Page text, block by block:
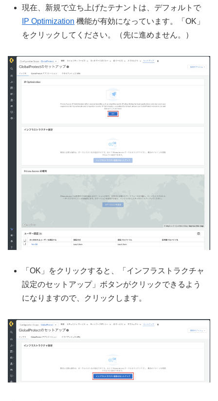
現在、新規で立ち上げたテナントは、デフォルトで
IP Optimization 機能が有効になっています。「OK」
をクリックしてください。（先に進めません。）
「OK」をクリックすると、「インフラストラクチャ
設定のセットアップ」ボタンがクリックできるよう
になりますので、クリックします。